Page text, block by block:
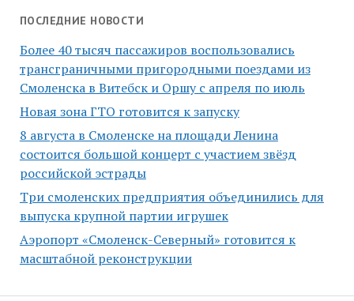
ПОСЛЕДНИЕ НОВОСТИ
Более 40 тысяч пассажиров воспользовались
трансграничными пригородными поездами из
Смоленска в Витебск и Оршу с апреля по июль
Новая зона ГТО готовится к запуску
8 августа в Смоленске на площади Ленина
состоится большой концерт с участием звёзд
российской эстрады
Три смоленских предприятия объединились для
выпуска крупной партии игрушек
Аэропорт «Смоленск-Северный» готовится к
масштабной реконструкции